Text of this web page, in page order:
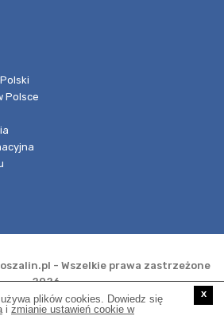
Polsce
- Wszelkie prawa zastrzeżone
2026
plików cookies. Dowiedz się
i zmianie ustawień cookie w
x